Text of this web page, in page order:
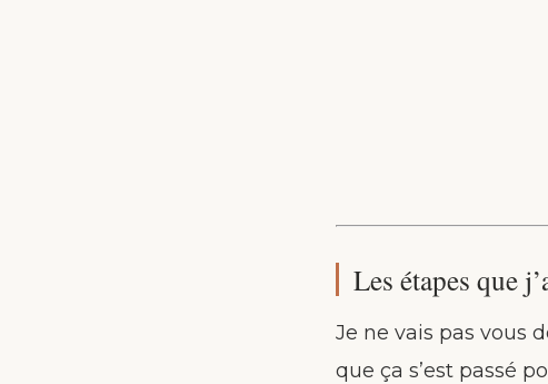
Les étapes que
Je ne vais pas vous
que ça s’est passé